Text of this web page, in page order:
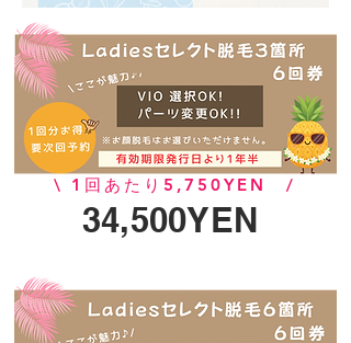
\ 1回あたり5,750YEN /
​34,500YEN